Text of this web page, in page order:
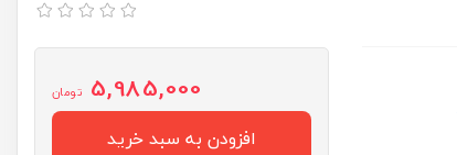
5,985,000 تومان
افزودن به سبد خرید